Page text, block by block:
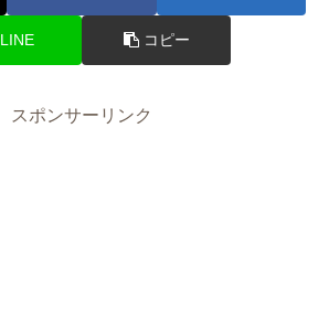
LINE コピー
スポンサーリンク